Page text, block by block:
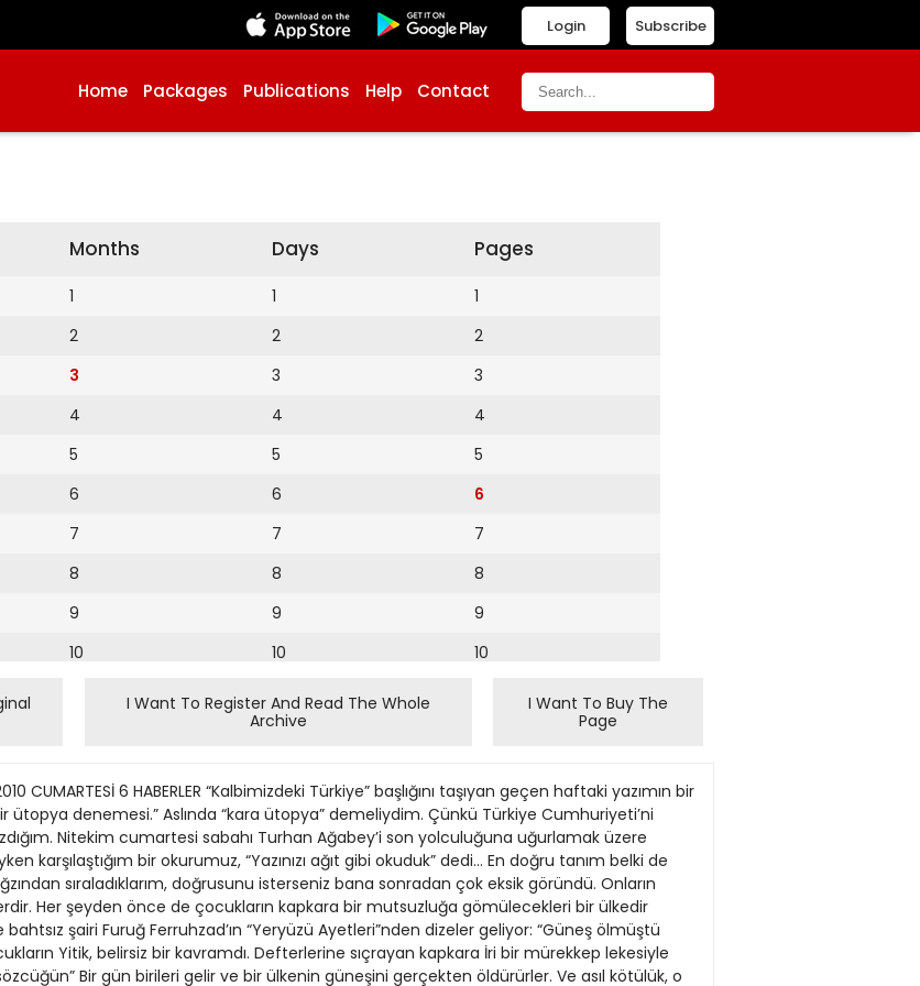
Subscribe
Login
Home Packages Publications Help Contact
Months
1
2
3
4
5
6
7
8
9
10
Days
1
2
3
4
5
6
7
8
9
10
11
12
14
16
17
18
Pages
1
2
3
4
5
6
7
8
9
10
14
15
16
17
18
I Want To Register And Read The Whole
Archive
I Want To Buy The
Page
CUMARTESİ 6 HABERLER “Kalbimizdeki Türkiye” başlığını taşıyan geçen haftaki yazımın bir
bir ütopya denemesi.” Aslında “kara ütopya” demeliydim. Çünkü Türkiye Cumhuriyeti’ni
Nitekim cumartesi sabahı Turhan Ağabey’i son yolculuğuna uğurlamak üzere
karşılaştığım bir okurumuz, “Yazınızı ağıt gibi okuduk” dedi… En doğru tanım belki de
sıraladıklarım, doğrusunu isterseniz bana sonradan çok eksik göründü. Onların
Her şeyden önce de çocukların kapkara bir mutsuzluğa gömülecekleri bir ülkedir
şairi Furuğ Ferruhzad’ın “Yeryüzü Ayetleri”nden dizeler geliyor: “Güneş ölmüştü
Yitik, belirsiz bir kavramdı. Defterlerine sıçrayan kapkara İri bir mürekkep lekesiyle
Bir gün birileri gelir ve bir ülkenin güneşini gerçekten öldürürler. Ve asıl kötülük, o